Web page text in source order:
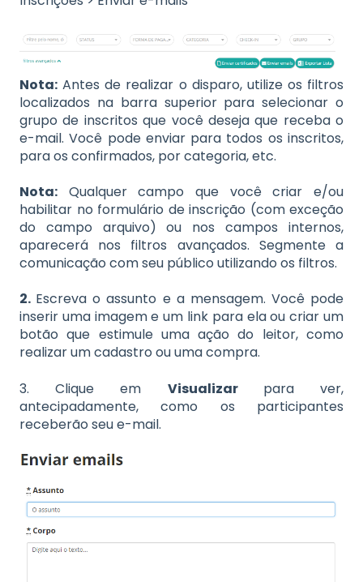
Nota: Antes de realizar o disparo, utilize os filtros
localizados na barra superior para selecionar o
grupo de inscritos que você deseja que receba o
e-mail. Você pode enviar para todos os inscritos,
para os confirmados, por categoria, etc.
Nota: Qualquer campo que você criar e/ou
habilitar no formulário de inscrição (com exceção
do campo arquivo) ou nos campos internos,
aparecerá nos filtros avançados. Segmente a
comunicação com seu público utilizando os filtros.
2. Escreva o assunto e a mensagem. Você pode
inserir uma imagem e um link para ela ou criar um
botão que estimule uma ação do leitor, como
realizar um cadastro ou uma compra.
3. Clique em Visualizar para ver,
antecipadamente, como os participantes
receberão seu e-mail.